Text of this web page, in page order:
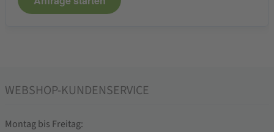
WEBSHOP-KUNDENSERVICE
Montag bis Freitag: